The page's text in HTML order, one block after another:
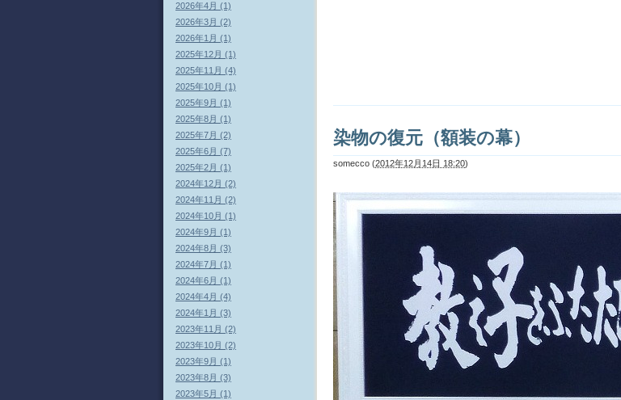
染物の復元（額装の幕）
somecco (2012年12月14日 18:20)
2026年4月 (1)
2026年3月 (2)
2026年1月 (1)
2025年12月 (1)
2025年11月 (4)
2025年10月 (1)
2025年9月 (1)
2025年8月 (1)
2025年7月 (2)
2025年6月 (7)
2025年2月 (1)
2024年12月 (2)
2024年11月 (2)
2024年10月 (1)
2024年9月 (1)
2024年8月 (3)
2024年7月 (1)
2024年6月 (1)
2024年4月 (4)
2024年1月 (3)
2023年11月 (2)
2023年10月 (2)
2023年9月 (1)
2023年8月 (3)
2023年5月 (1)